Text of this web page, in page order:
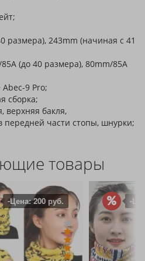
размера), 243mm (начиная с 41
(до 40 размера), 80mm/85А
Abec-9 Pro;
сборка;
верхняя бакля,
передней части стопы, шнурки;
товары
-Цена: 150 руб.